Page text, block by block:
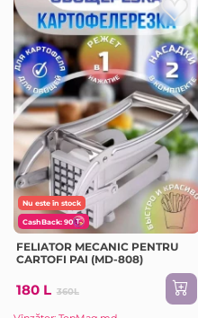
Nu este în stock
CashBack: 90
FELIATOR MECANIC PENTRU
CARTOFI PAI (MD-808)
180 L 360L